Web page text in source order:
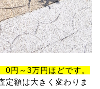
0円～3万円ほどです。
定額は大きく変わりま